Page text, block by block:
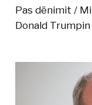
Pas dënimit /
Donald Trumpin